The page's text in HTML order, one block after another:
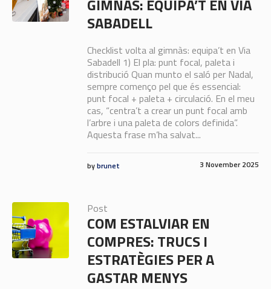
GIMNÀS: EQUIPA’T EN VIA
SABADELL
Checklist volta al gimnàs: equipa’t en Via
Sabadell 1) El pla: punt focal, paleta i
distribució Quan munto el saló per Nadal,
sempre començo pel que és essencial:
punt focal + paleta + circulació. En el meu
cas, “centra’t a crear un punt focal amb
l’arbre i una paleta de colors definida”.
Aquesta frase m’ha salvat...
3 November 2025
bybrunet
Post
COM ESTALVIAR EN
COMPRES: TRUCS I
ESTRATÈGIES PER A
GASTAR MENYS